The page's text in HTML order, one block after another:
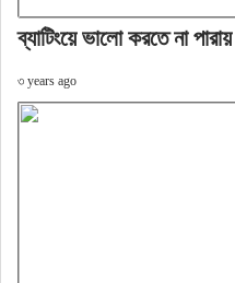
ব্যাটিংয়ে ভালো করতে না
৩ years ago